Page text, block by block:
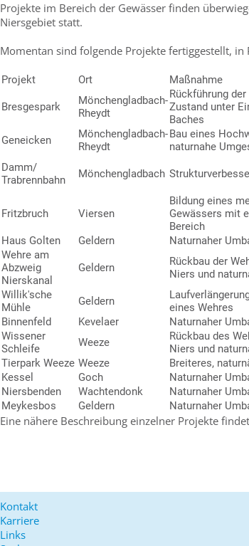
Projekte im Bereich der Gewässer finden
Niersgebiet statt.
Momentan sind folgende Projekte fertiggestellt,
Projekt Ort Maßnahme
Bresgespark
Mönchengladbach-
Rheydt
Rückführung
Zustand unter
Baches
Geneicken
Mönchengladbach-
Rheydt
Bau eines
naturnahe
Damm/
Trabrennbahn
Mönchengladbach
Fritzbruch Viersen
Bildung eines
Gewässers mit
Bereich
Haus Golten Geldern Naturnaher
Wehre am
Abzweig
Nierskanal
Geldern
Rückbau der
Niers und
Willik'sche
Mühle
Geldern
eines Wehres
Binnenfeld
Kevelaer Naturnaher
Wissener
Schleife
Weeze
Rückbau des
Niers und
Tierpark Weeze Weeze Breiteres,
Kessel
Goch Naturnaher
Niersbenden
Wachtendonk Naturnaher
Meykesbos
Geldern Naturnaher
Eine nähere Beschreibung einzelner Projekte
Kontakt
Karriere
Links